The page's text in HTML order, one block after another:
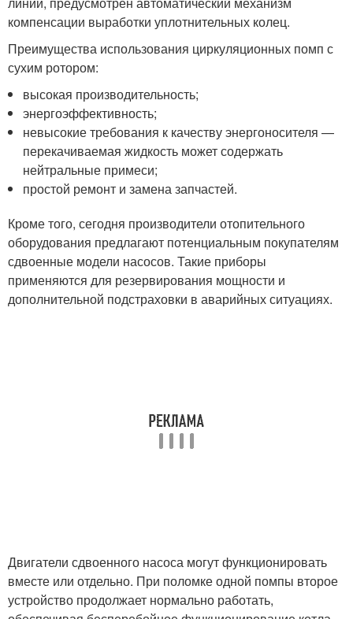
компенсации выработки уплотнительных колец.
Преимущества использования циркуляционных помп с
сухим ротором:
высокая производительность;
энергоэффективность;
невысокие требования к качеству энергоносителя —
перекачиваемая жидкость может содержать
нейтральные примеси;
простой ремонт и замена запчастей.
Кроме того, сегодня производители отопительного
оборудования предлагают потенциальным покупателям
сдвоенные модели насосов. Такие приборы
применяются для резервирования мощности и
дополнительной подстраховки в аварийных ситуациях.
Двигатели сдвоенного насоса могут функционировать
вместе или отдельно. При поломке одной помпы второе
устройство продолжает нормально работать,